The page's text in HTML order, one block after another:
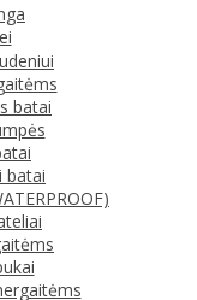
batai
batai